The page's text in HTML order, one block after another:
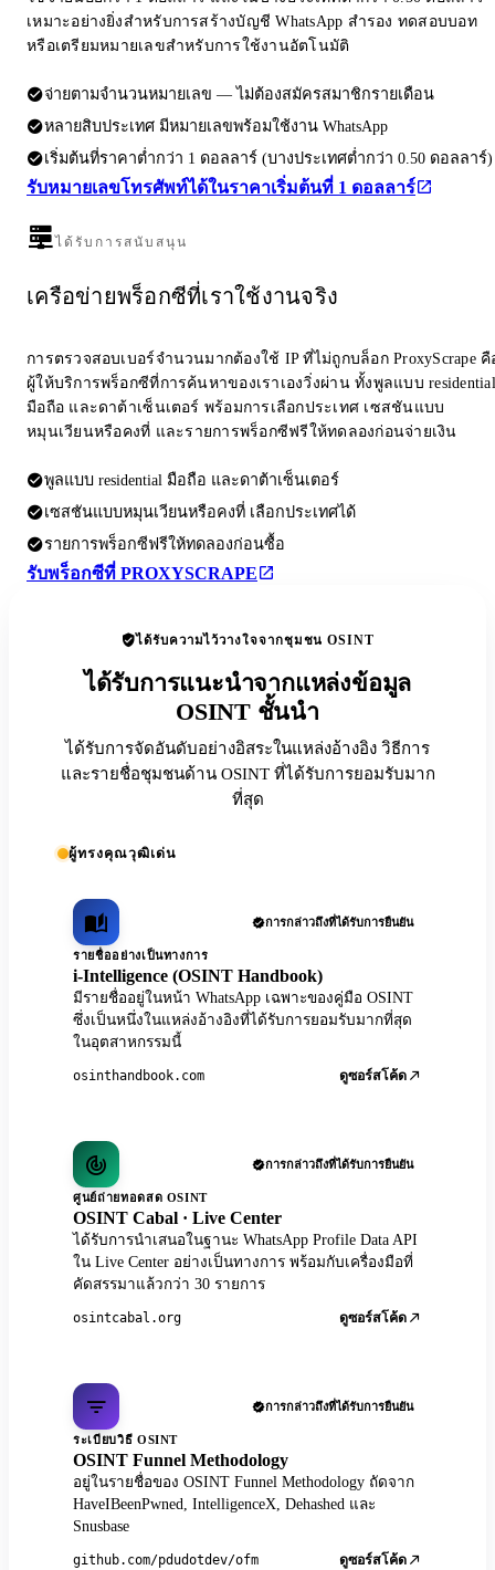
เหมาะอย่างยิ่งสำหรับการสร้างบัญชี WhatsApp สำรอง ทดสอบบอท
หรือเตรียมหมายเลขสำหรับการใช้งานอัตโนมัติ
จ่ายตามจำนวนหมายเลข — ไม่ต้องสมัครสมาชิกรายเดือน
หลายสิบประเทศ มีหมายเลขพร้อมใช้งาน WhatsApp
เริ่มต้นที่ราคาต่ำกว่า 1 ดอลลาร์ (บางประเทศต่ำกว่า 0.50 ดอลลาร์)
รับหมายเลขโทรศัพท์ได้ในราคาเริ่มต้นที่ 1 ดอลลาร์
ได้รับการสนับสนุน
เครือข่ายพร็อกซีที่เราใช้งานจริง
การตรวจสอบเบอร์จำนวนมากต้องใช้ IP ที่ไม่ถูกบล็อก ProxyScrape คื
ผู้ให้บริการพร็อกซีที่การค้นหาของเราเองวิ่งผ่าน ทั้งพูลแบบ residential
มือถือ และดาต้าเซ็นเตอร์ พร้อมการเลือกประเทศ เซสชันแบบ
หมุนเวียนหรือคงที่ และรายการพร็อกซีฟรีให้ทดลองก่อนจ่ายเงิน
พูลแบบ residential มือถือ และดาต้าเซ็นเตอร์
เซสชันแบบหมุนเวียนหรือคงที่ เลือกประเทศได้
รายการพร็อกซีฟรีให้ทดลองก่อนซื้อ
รับพร็อกซีที่ PROXYSCRAPE
ได้รับความไว้วางใจจากชุมชน OSINT
ได้รับการแนะนำจากแหล่งข้อมูล
OSINT ชั้นนำ
ได้รับการจัดอันดับอย่างอิสระในแหล่งอ้างอิง วิธีการ
และรายชื่อชุมชนด้าน OSINT ที่ได้รับการยอมรับมาก
ที่สุด
ผู้ทรงคุณวุฒิเด่น
การกล่าวถึงที่ได้รับการยืนยัน
รายชื่ออย่างเป็นทางการ
i-Intelligence (OSINT Handbook)
มีรายชื่ออยู่ในหน้า WhatsApp เฉพาะของคู่มือ OSINT
ซึ่งเป็นหนึ่งในแหล่งอ้างอิงที่ได้รับการยอมรับมากที่สุด
ในอุตสาหกรรมนี้
osinthandbook.com ดูซอร์สโค้ด
การกล่าวถึงที่ได้รับการยืนยัน
ศูนย์ถ่ายทอดสด OSINT
OSINT Cabal · Live Center
ได้รับการนำเสนอในฐานะ WhatsApp Profile Data API
ใน Live Center อย่างเป็นทางการ พร้อมกับเครื่องมือที่
คัดสรรมาแล้วกว่า 30 รายการ
osintcabal.org ดูซอร์สโค้ด
การกล่าวถึงที่ได้รับการยืนยัน
ระเบียบวิธี OSINT
OSINT Funnel Methodology
อยู่ในรายชื่อของ OSINT Funnel Methodology ถัดจาก
HaveIBeenPwned, IntelligenceX, Dehashed และ
Snusbase
github.com/pdudotdev/ofm ดูซอร์สโค้ด